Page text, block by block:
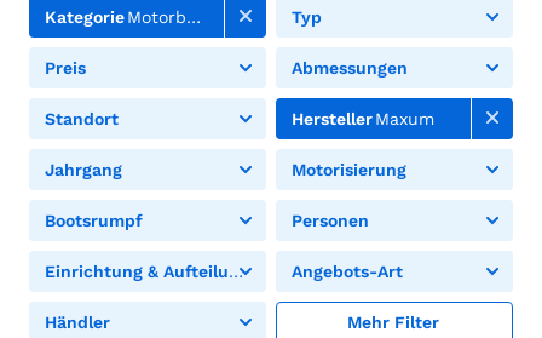
KategorieMotorboote Typ
Preis Abmessungen
Standort HerstellerMaxum
Jahrgang Motorisierung
Bootsrumpf Personen
Einrichtung & Aufteilung Angebots-Art
Händler Mehr Filter